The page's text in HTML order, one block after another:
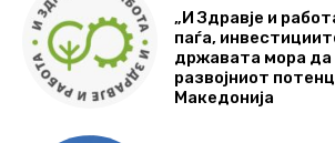
„И Здравје и
паѓа,
државата мора да
развојниот
Македонија